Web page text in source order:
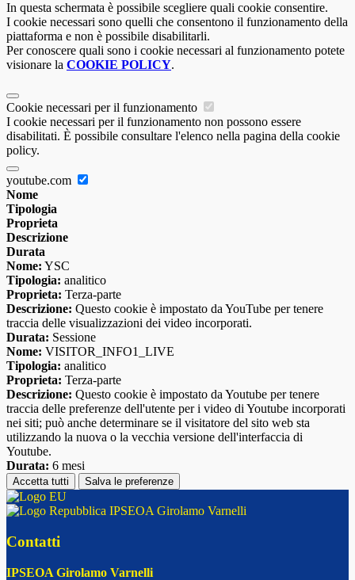
In questa schermata è possibile scegliere quali cookie consentire.
I cookie necessari sono quelli che consentono il funzionamento della
piattaforma e non è possibile disabilitarli.
Per conoscere quali sono i cookie necessari al funzionamento potete
visionare la COOKIE POLICY.
Cookie necessari per il funzionamento
I cookie necessari per il funzionamento non possono essere
disabilitati. È possibile consultare l'elenco nella pagina della cookie
policy.
youtube.com
Nome
Tipologia
Proprieta
Descrizione
Durata
Nome: YSC
Tipologia: analitico
Proprieta: Terza-parte
Descrizione: Questo cookie è impostato da YouTube per tenere
traccia delle visualizzazioni dei video incorporati.
Durata: Sessione
Nome: VISITOR_INFO1_LIVE
Tipologia: analitico
Proprieta: Terza-parte
Descrizione: Questo cookie è impostato da Youtube per tenere
traccia delle preferenze dell'utente per i video di Youtube incorporati
nei siti; può anche determinare se il visitatore del sito web sta
utilizzando la nuova o la vecchia versione dell'interfaccia di
Youtube.
Durata: 6 mesi
Accetta tutti Salva le preferenze
IPSEOA Girolamo Varnelli
Contatti
IPSEOA Girolamo Varnelli